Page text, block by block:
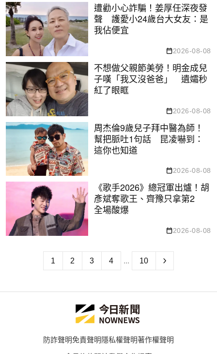
遭勸小心詐騙！姜厚任深夜發
聲 護愛小24歲台大女友：是
我佔便宜
2026-08-08
不想做父親節美勞！明金成兒
子嘆「我又沒爸爸」 遺孀秒
紅了眼眶
2026-08-08
周杰倫9歲兒子拜中醫為師！
幫把脈吐1句話 昆凌嚇到：
這你也知道
2026-08-08
《歌手2026》總冠軍出爐！胡
彥斌奪歌王、齊豫只拿第2
全場酸爆
2026-08-08
1 2 3 4 ... 10
防詐聲明免責聲明隱私權聲明著作權聲明